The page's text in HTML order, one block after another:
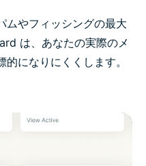
ムやフィッシングの最大
は、あなたの実際のメ
になりにくくします。